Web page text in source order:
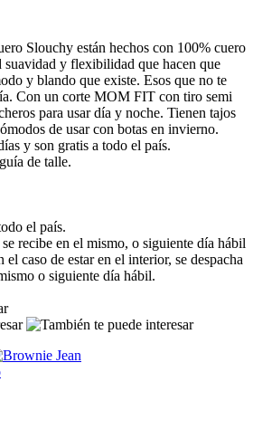
Slouchy están hechos con 100% cuero
y flexibilidad que hacen que
y blando que existe. Esos que no te
Con un corte MOM FIT con tiro semi
para usar día y noche. Tienen tajos
de usar con botas en invierno.
y son gratis a todo el país.
de talle.
el país.
recibe en el mismo, o siguiente día hábil
caso de estar en el interior, se despacha
o siguiente día hábil.